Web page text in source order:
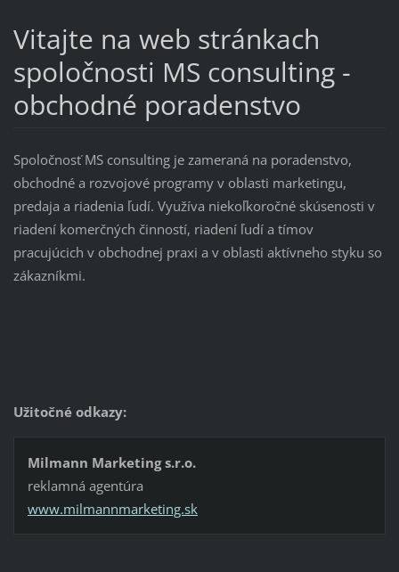
Vitajte na web stránkach
spoločnosti MS consulting -
obchodné poradenstvo
Spoločnosť MS consulting je zameraná na poradenstvo,
obchodné a rozvojové programy v oblasti marketingu,
predaja a riadenia ľudí. Využíva niekoľkoročné skúsenosti v
riadení komerčných činností, riadení ľudí a tímov
pracujúcich v obchodnej praxi a v oblasti aktívneho styku so
zákazníkmi.
Užitočné odkazy:
Milmann Marketing s.r.o.
reklamná agentúra
www.milmannmarketing.sk